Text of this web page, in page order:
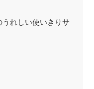
れしい使いきりサ